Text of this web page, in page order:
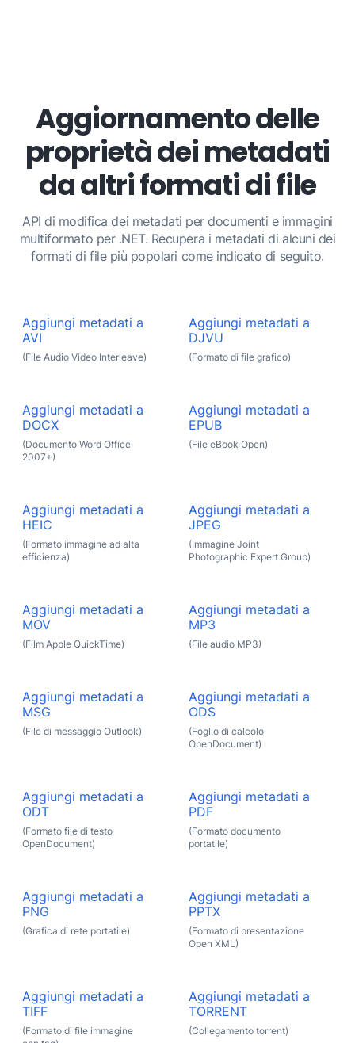
Aggiornamento delle
proprietà dei metadati
da altri formati di file
API di modifica dei metadati per documenti e immagini
multiformato per .NET. Recupera i metadati di alcuni dei
formati di file più popolari come indicato di seguito.
Aggiungi metadati a
AVI
(File Audio Video Interleave)
Aggiungi metadati a
DJVU
(Formato di file grafico)
Aggiungi metadati a
DOCX
(Documento Word Office
2007+)
Aggiungi metadati a
EPUB
(File eBook Open)
Aggiungi metadati a
HEIC
(Formato immagine ad alta
efficienza)
Aggiungi metadati a
JPEG
(Immagine Joint
Photographic Expert Group)
Aggiungi metadati a
MOV
(Film Apple QuickTime)
Aggiungi metadati a
MP3
(File audio MP3)
Aggiungi metadati a
MSG
(File di messaggio Outlook)
Aggiungi metadati a
ODS
(Foglio di calcolo
OpenDocument)
Aggiungi metadati a
ODT
(Formato file di testo
OpenDocument)
Aggiungi metadati a
PDF
(Formato documento
portatile)
Aggiungi metadati a
PNG
(Grafica di rete portatile)
Aggiungi metadati a
PPTX
(Formato di presentazione
Open XML)
Aggiungi metadati a
TIFF
(Formato di file immagine
Aggiungi metadati a
TORRENT
(Collegamento torrent)